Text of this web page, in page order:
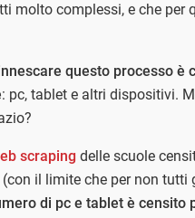
molto complessi, e che
questo processo è
: pc, tablet e altri dispositivi.
scraping delle scuole
il limite che per non
di pc e tablet è censito